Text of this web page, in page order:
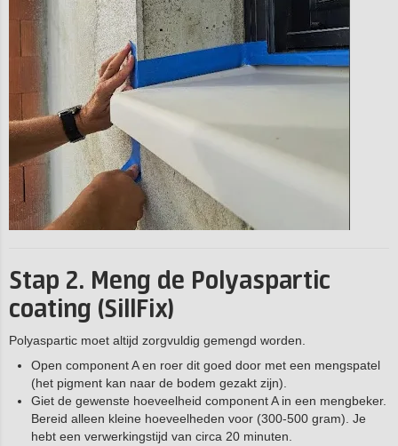
Stap 2. Meng de Polyaspartic
coating (SillFix)
Polyaspartic moet altijd zorgvuldig gemengd worden.
Open component A en roer dit goed door met een mengspatel
(het pigment kan naar de bodem gezakt zijn).
Giet de gewenste hoeveelheid component A in een mengbeker.
Bereid alleen kleine hoeveelheden voor (300-500 gram). Je
hebt een verwerkingstijd van circa 20 minuten.